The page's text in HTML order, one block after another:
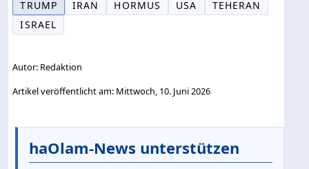
TRUMP IRAN HORMUS USA
TEHERAN
ISRAEL
Autor: Redaktion
Artikel veröffentlicht am: Mittwoch, 10. Juni 2026
haOlam-News unterstützen